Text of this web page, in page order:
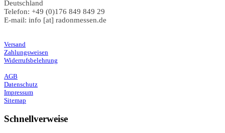
Deutschland
Telefon: +49 (0)176 849 849 29
E-mail: info [at] radonmessen.de
Versand
Zahlungsweisen
Widerrufsbelehrung
AGB
Datenschutz
Impressum
Sitemap
Schnellverweise